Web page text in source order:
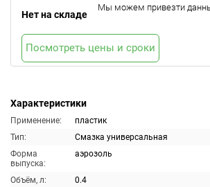
Характеристики
Применение:
пластик
Тип:
Смазка универсальная
Форма
выпуска:
аэрозоль
Объём, л:
0.4
Нет на складе
Мы можем привезти
Посмотреть цены и сроки